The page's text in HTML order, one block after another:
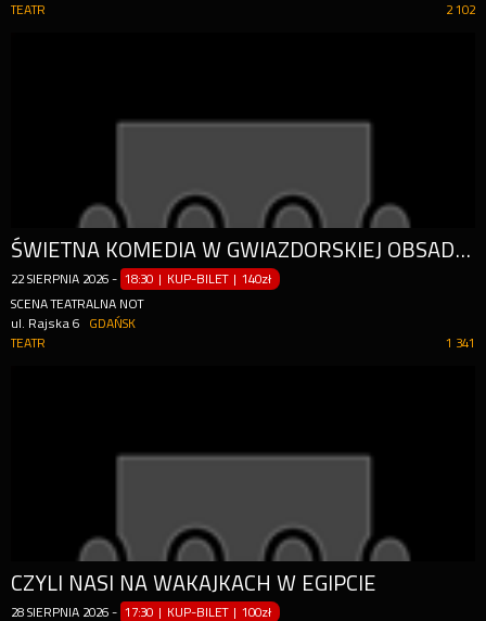
2 102
TEATR
ŚWIETNA KOMEDIA W GWIAZDORSKIEJ OBSADZIE!
22 SIERPNIA 2026 - 18:30 | KUP-BILET |140zł
SCENA TEATRALNA NOT
ul. Rajska 6
GDAŃSK
1 341
TEATR
CZYLI NASI NA WAKAJKACH W EGIPCIE
28 SIERPNIA 2026 - 17:30 | KUP-BILET |100zł